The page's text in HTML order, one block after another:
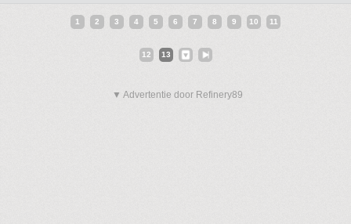
1 2 3 4 5 6 7 8 9 10 11
12 13
▼ Advertentie door Refinery89